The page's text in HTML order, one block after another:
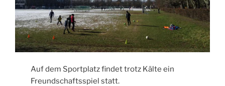
Auf dem Sportplatz findet trotz Kälte ein
Freundschaftsspiel statt.